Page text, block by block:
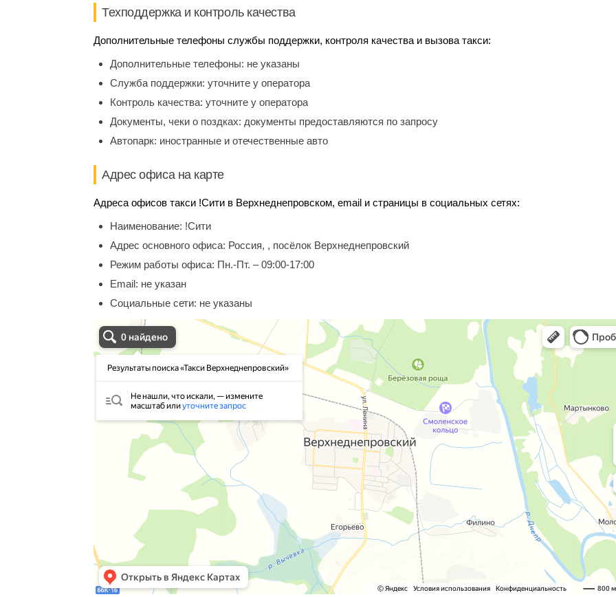
Техподдержка и контроль качества
Дополнительные телефоны службы поддержки, контроля качества и вызова такси:
Дополнительные телефоны: не указаны
Служба поддержки: уточните у оператора
Контроль качества: уточните у оператора
Документы, чеки о поздках: документы предоставляются по запросу
Автопарк: иностранные и отечественные авто
Адрес офиса на карте
Адреса офисов такси !Сити в Верхнеднепровском, email и страницы в социальных сетях:
Наименование: !Сити
Адрес основного офиса: Россия, , посёлок Верхнеднепровский
Режим работы офиса: Пн.-Пт. – 09:00-17:00
Email: не указан
Социальные сети: не указаны